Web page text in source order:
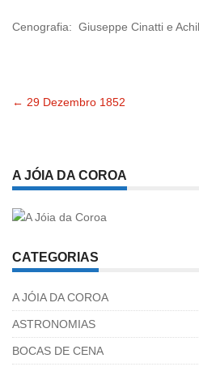
Cenografia: Giuseppe Cinatti e
publicações
← 29 Dezembro 1852
A JÓIA DA COROA
CATEGORIAS
A JÓIA DA COROA
ASTRONOMIAS
BOCAS DE CENA